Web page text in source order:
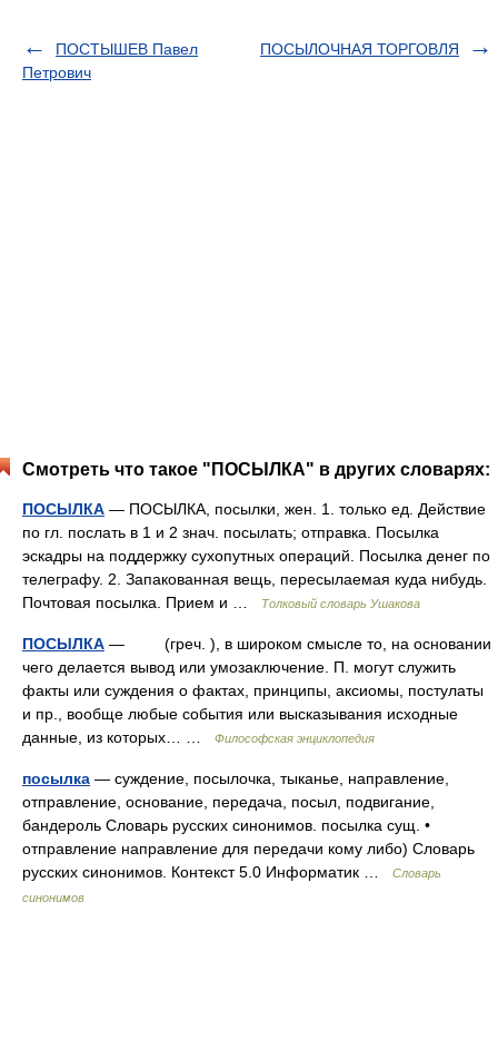
ПОСТЫШЕВ Павел
Петрович
ПОСЫЛОЧНАЯ ТОРГОВЛЯ
Смотреть что такое "ПОСЫЛКА" в других словарях:
ПОСЫЛКА — ПОСЫЛКА, посылки, жен. 1. только ед. Действие
по гл. послать в 1 и 2 знач. посылать; отправка. Посылка
эскадры на поддержку сухопутных операций. Посылка денег по
телеграфу. 2. Запакованная вещь, пересылаемая куда нибудь.
Почтовая посылка. Прием и …
Толковый словарь Ушакова
ПОСЫЛКА — (греч. ), в широком смысле то, на основании
чего делается вывод или умозаключение. П. могут служить
факты или суждения о фактах, принципы, аксиомы, постулаты
и пр., вообще любые события или высказывания исходные
данные, из которых… …
Философская энциклопедия
посылка — суждение, посылочка, тыканье, направление,
отправление, основание, передача, посыл, подвигание,
бандероль Словарь русских синонимов. посылка сущ. •
отправление направление для передачи кому либо) Словарь
русских синонимов. Контекст 5.0 Информатик …
Словарь
синонимов